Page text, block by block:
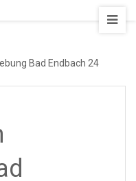
Bad Endbach 24